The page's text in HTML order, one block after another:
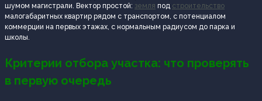
шумом магистрали. Вектор простой: земля под строительство
малогабаритных квартир рядом с транспортом, с потенциалом
коммерции на первых этажах, с нормальным радиусом до парка и
школы.
Критерии отбора участка: что проверять
в первую очередь